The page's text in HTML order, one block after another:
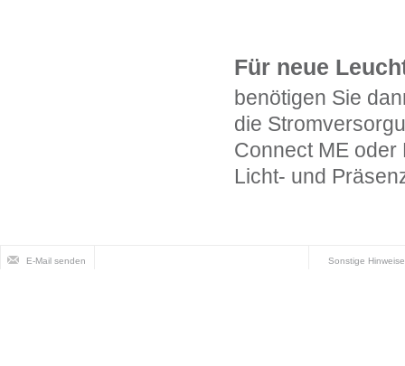
Für neue
benötigen Sie
die
Connect ME oder
Licht- und
E-Mail senden Sonstige Hinweise